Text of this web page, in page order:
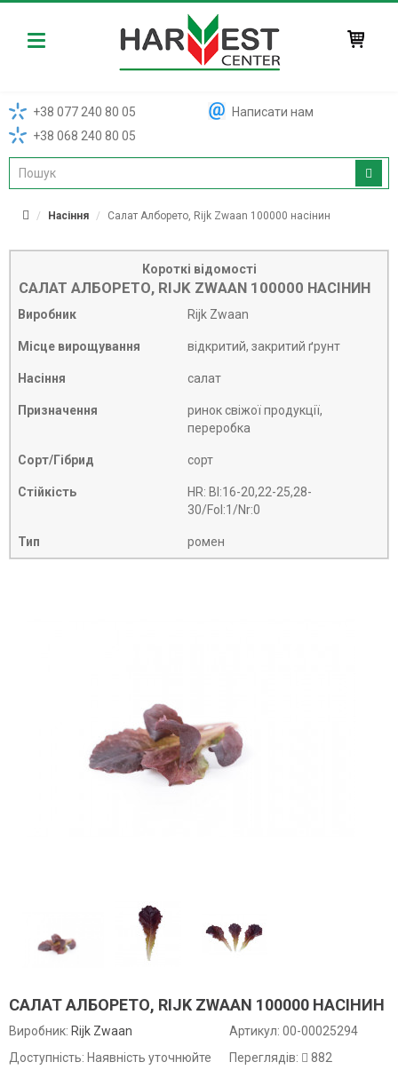
Harvest
+38 077 240 80 05
+38 068 240 80 05
Написати нам
Насіння Салат Алборето, Rijk Zwaan 100000 насінин
Короткі відомості
САЛАТ АЛБОРЕТО, RIJK ZWAAN 100000 НАСІНИН
Виробник Rijk Zwaan
Місце вирощування відкритий, закритий ґрунт
Насіння салат
Призначення
ринок свіжої продукції,
переробка
Сорт/Гібрид сорт
Стійкість
HR: Bl:16-20,22-25,28-
30/Fol:1/Nr:0
Тип ромен
САЛАТ АЛБОРЕТО, RIJK ZWAAN 100000 НАСІНИН
Виробник: Rijk Zwaan
Доступність: Наявність уточнюйте
Артикул: 00-00025294
Переглядів:
882